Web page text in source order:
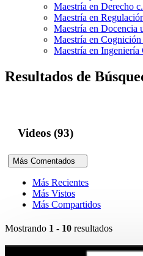
Maestría en Derecho
Maestría en
Maestría en Docencia
Maestría en
Maestría en Ingeniería
Resultados de
Videos (93)
Más Comentados
Más Recientes
Más Vistos
Más Compartidos
Mostrando 1 - 10 resultados